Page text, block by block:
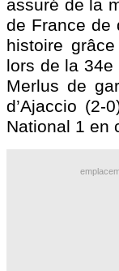
assuré de la
de France de
histoire
lors de la
Merlus de
d’Ajaccio (2-
National 1 en